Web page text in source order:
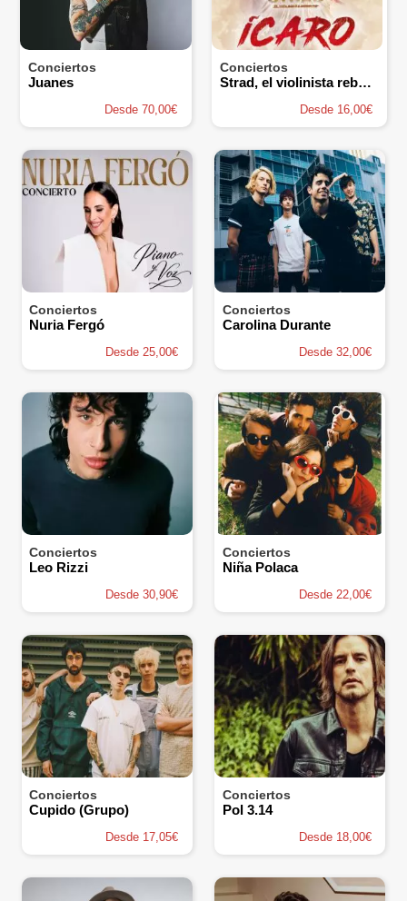
Conciertos
Juanes
Desde 70,00€
Conciertos
Strad, el violinista rebelde
Desde 16,00€
Conciertos
Nuria Fergó
Desde 25,00€
Conciertos
Carolina Durante
Desde 32,00€
Conciertos
Leo Rizzi
Desde 30,90€
Conciertos
Niña Polaca
Desde 22,00€
Conciertos
Cupido (Grupo)
Desde 17,05€
Conciertos
Pol 3.14
Desde 18,00€